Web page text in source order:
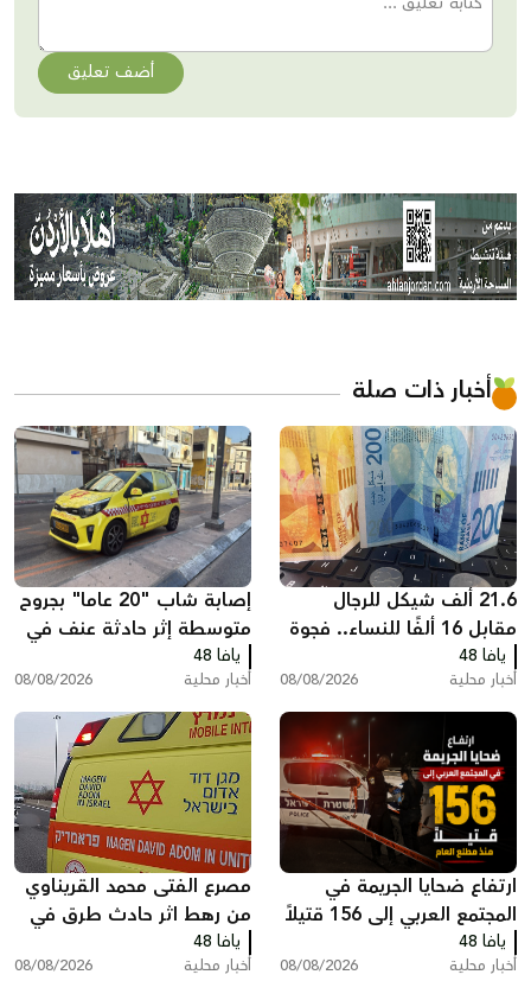
أضف تعليق
أخبار ذات صلة
21.6 ألف شيكل للرجال
مقابل 16 ألفًا للنساء.. فجوة
كبيرة في أجور القطاع العام
يافا 48
أخبار محلية 08/08/2026
إصابة شاب "20 عاما" بجروح
متوسطة إثر حادثة عنف في
تل أبيب
يافا 48
أخبار محلية 08/08/2026
ارتفاع ضحايا الجريمة في
المجتمع العربي إلى 156 قتيلاً
منذ مطلع العام
يافا 48
أخبار محلية 08/08/2026
مصرع الفتى محمد القريناوي
من رهط اثر حادث طرق في
عرعرة النقب
يافا 48
أخبار محلية 08/08/2026